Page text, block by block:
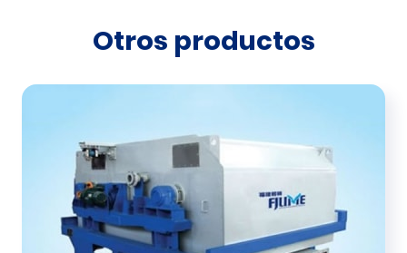
Otros productos